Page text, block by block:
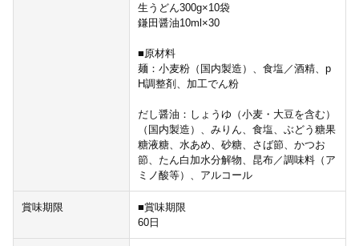
生うどん300g×10袋
鎌田醤油10ml×30
■原材料
麺：小麦粉（国内製造）、食塩／酒精、p
H調整剤、加工でん粉
だし醤油：しょうゆ（小麦・大豆を含む）
（国内製造）、みりん、食塩、ぶどう糖果
糖液糖、水あめ、砂糖、さば節、かつお
節、たん白加水分解物、昆布／調味料（ア
ミノ酸等）、アルコール
賞味期限
■賞味期限
60日